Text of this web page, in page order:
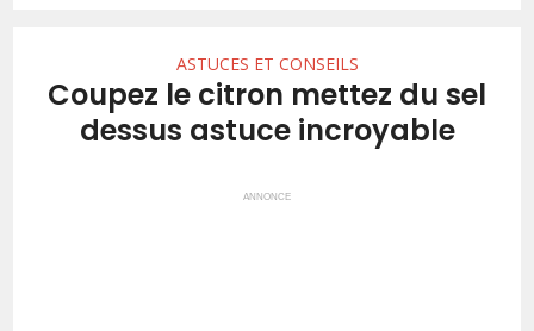
ASTUCES ET CONSEILS
Coupez le citron mettez du sel
dessus astuce incroyable
ANNONCE